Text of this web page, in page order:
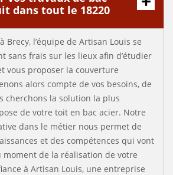
dans tout le 18220
Brecy, l’équipe de Artisan Louis se
sans frais sur les lieux afin d’étudier
vous proposer la couverture
alors compte de vos besoins, de
cherchons la solution la plus
de votre toit en bac acier. Notre
dans le métier nous permet de
et des compétences qui vont
moment de la réalisation de votre
à Artisan Louis, une entreprise